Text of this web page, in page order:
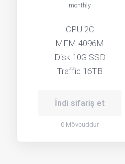
monthly
CPU 2C
MEM 4096M
Disk 10G SSD
Traffic 16TB
İndi sifariş et
0 Mövcuddur